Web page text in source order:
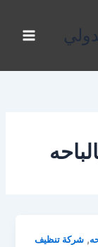
,شركة تنظيف